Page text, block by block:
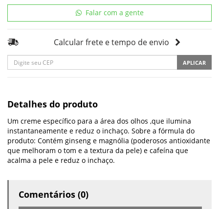
Falar com a gente
Calcular frete e tempo de envio
APLICAR
Detalhes do produto
Um creme específico para a área dos olhos ,que ilumina
instantaneamente e reduz o inchaço. Sobre a fórmula do
produto: Contém ginseng e magnólia (poderosos antioxidante
que melhoram o tom e a textura da pele) e cafeína que
acalma a pele e reduz o inchaço.
Comentários (0)